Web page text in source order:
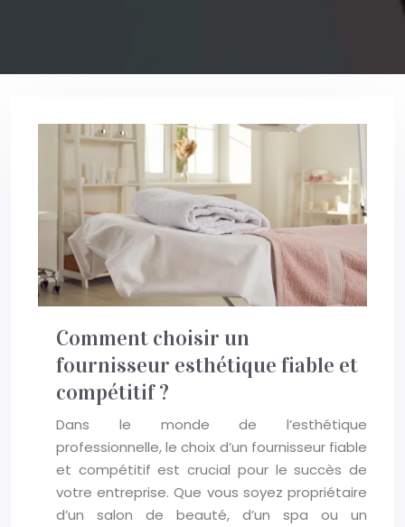
Comment choisir un
fournisseur esthétique fiable et
compétitif ?
Dans le monde de l’esthétique
professionnelle, le choix d’un fournisseur fiable
et compétitif est crucial pour le succès de
votre entreprise. Que vous soyez propriétaire
d’un salon de beauté, d’un spa ou un